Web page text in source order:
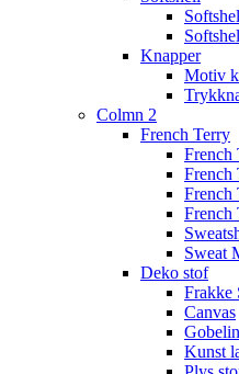
Knapper
Motiv
Colmn 2
French Terry
French
French
French
French
Sweat
Deko stof
Frakke
Canvas
Kunst